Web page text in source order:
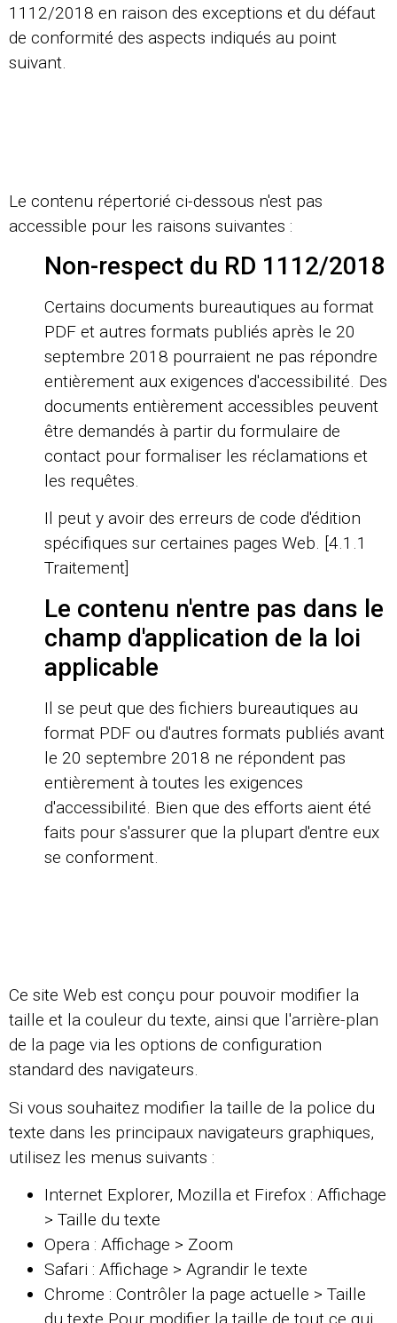
1112/2018 en raison des exceptions et du défaut
de conformité des aspects indiqués au point
suivant.
Le contenu répertorié ci-dessous n'est pas
accessible pour les raisons suivantes :
Non-respect du RD 1112/2018
Certains documents bureautiques au format
PDF et autres formats publiés après le 20
septembre 2018 pourraient ne pas répondre
entièrement aux exigences d'accessibilité. Des
documents entièrement accessibles peuvent
être demandés à partir du formulaire de
contact pour formaliser les réclamations et
les requêtes.
Il peut y avoir des erreurs de code d'édition
spécifiques sur certaines pages Web. [4.1.1
Traitement]
Le contenu n'entre pas dans le
champ d'application de la loi
applicable
Il se peut que des fichiers bureautiques au
format PDF ou d'autres formats publiés avant
le 20 septembre 2018 ne répondent pas
entièrement à toutes les exigences
d'accessibilité. Bien que des efforts aient été
faits pour s'assurer que la plupart d'entre eux
se conforment.
Ce site Web est conçu pour pouvoir modifier la
taille et la couleur du texte, ainsi que l'arrière-plan
de la page via les options de configuration
standard des navigateurs.
Si vous souhaitez modifier la taille de la police du
texte dans les principaux navigateurs graphiques,
utilisez les menus suivants :
Internet Explorer, Mozilla et Firefox : Affichage
> Taille du texte
Opera : Affichage > Zoom
Safari : Affichage > Agrandir le texte
Chrome : Contrôler la page actuelle > Taille